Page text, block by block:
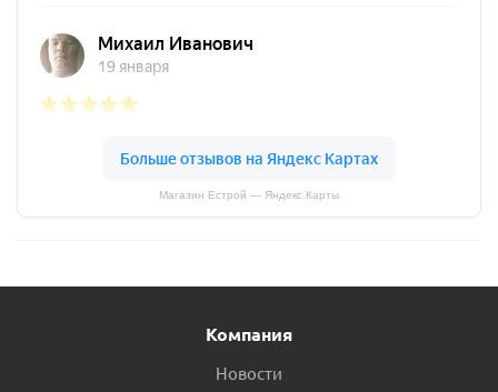
Магазин Естрой — Яндекс.Карты
Компания
Новости